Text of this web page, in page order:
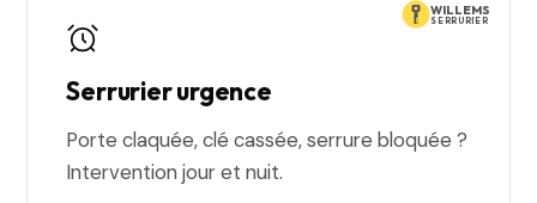
WILLEMS
SERRURIER
Serrurier urgence
Porte claquée, clé cassée, serrure bloquée ?
Intervention jour et nuit.